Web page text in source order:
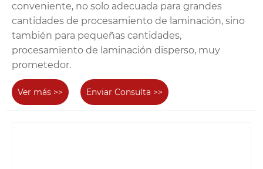
conveniente, no solo adecuada para grandes
cantidades de procesamiento de laminación, sino
también para pequeñas cantidades,
procesamiento de laminación disperso, muy
prometedor.
Ver más >> Enviar Consulta >>